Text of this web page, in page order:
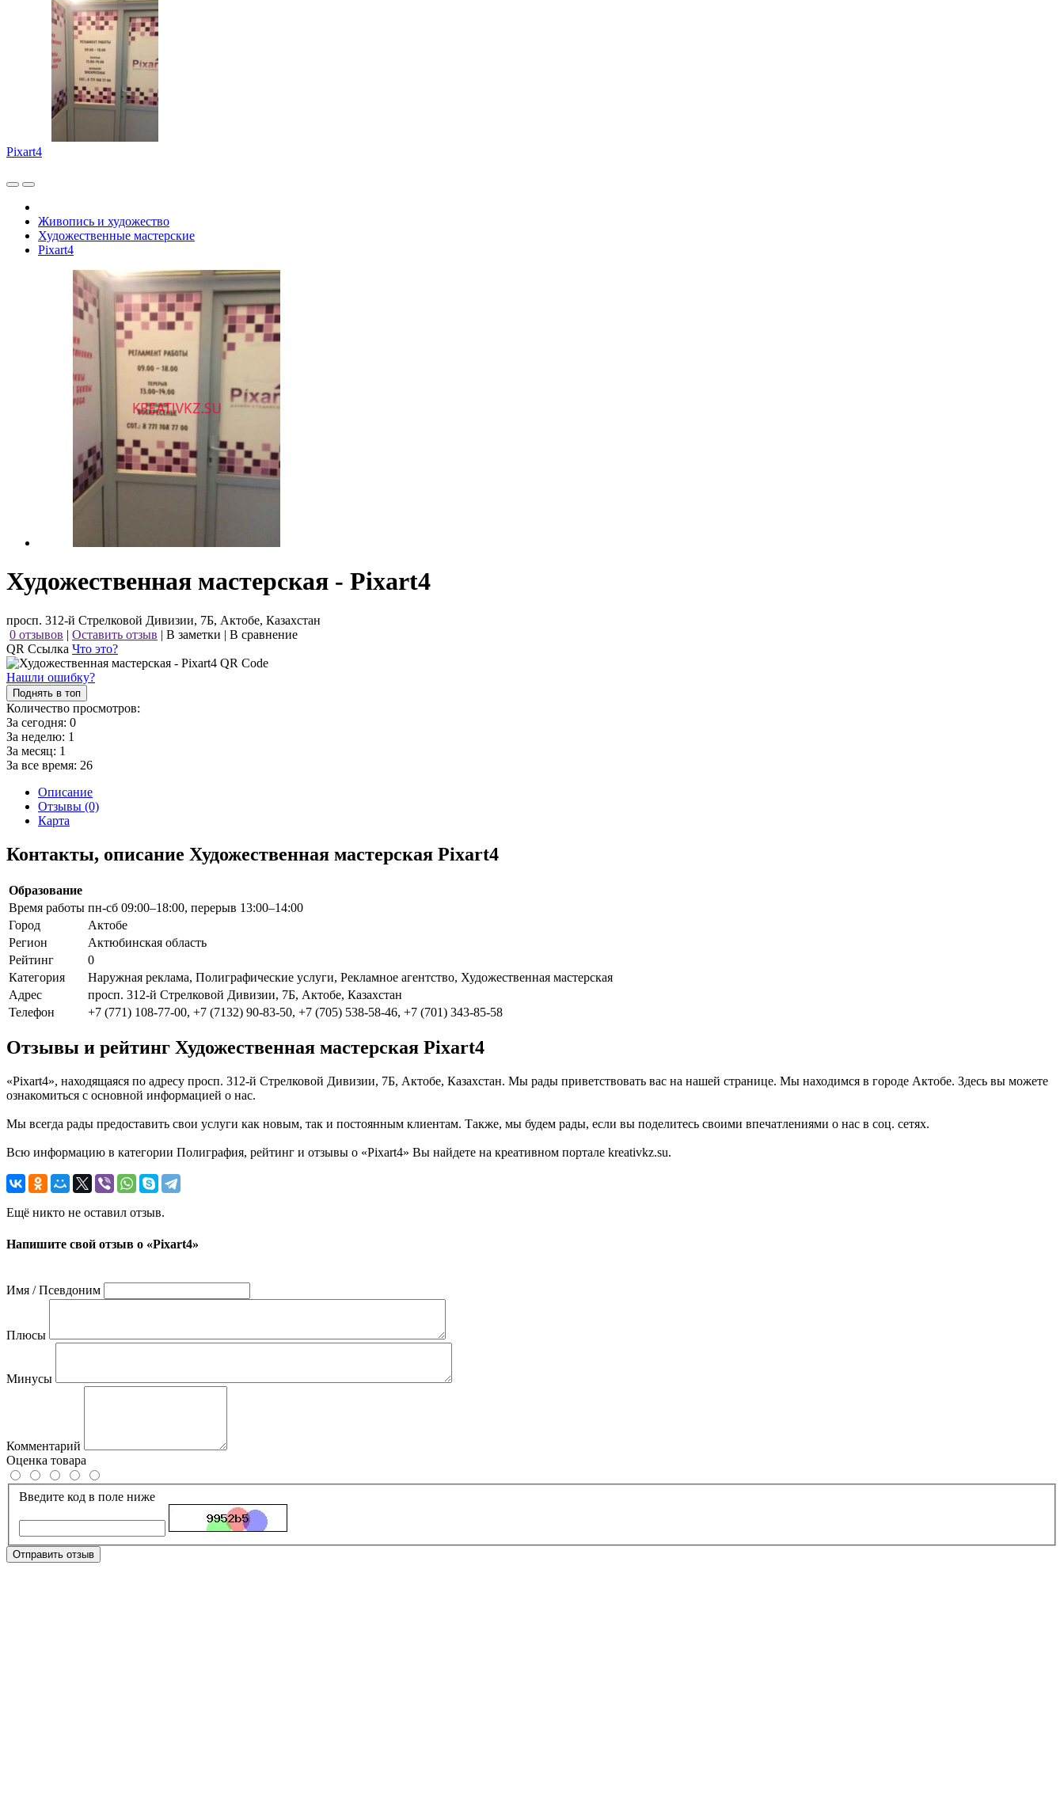
Pixart4
Живопись и художество
Художественные мастерские
Pixart4
Художественная мастерская - Pixart4
просп. 312-й Стрелковой Дивизии, 7Б, Актобе, Казахстан
0 отзывов | Оставить отзыв | В заметки | В сравнение
QR Ссылка Что это?
Нашли ошибку?
Поднять в топ
Количество просмотров:
За сегодня: 0
За неделю: 1
За месяц: 1
За все время: 26
Описание
Отзывы (0)
Карта
Контакты, описание Художественная мастерская Pixart4
Образование
Время работы пн-сб 09:00–18:00, перерыв 13:00–14:00
Город
Актобе
Регион
Актюбинская область
Рейтинг
0
Категория
Наружная реклама, Полиграфические услуги, Рекламное агентство, Художественная мастерская
Адрес
просп. 312-й Стрелковой Дивизии, 7Б, Актобе, Казахстан
Телефон
+7 (771) 108-77-00, +7 (7132) 90-83-50, +7 (705) 538-58-46, +7 (701) 343-85-58
Отзывы и рейтинг Художественная мастерская Pixart4
«Pixart4», находящаяся по адресу просп. 312-й Стрелковой Дивизии, 7Б, Актобе, Казахстан. Мы рады приветствовать вас на нашей странице. Мы находимся в городе Актобе. Здесь вы можете
ознакомиться с основной информацией о нас.
Мы всегда рады предоставить свои услуги как новым, так и постоянным клиентам. Также, мы будем рады, если вы поделитесь своими впечатлениями о нас в соц. сетях.
Всю информацию в категории Полиграфия, рейтинг и отзывы о «Pixart4» Вы найдете на креативном портале kreativkz.su.
Ещё никто не оставил отзыв.
Напишите свой отзыв о «Pixart4»
Имя / Псевдоним
Плюсы
Минусы
Комментарий
Оценка товара
Введите код в поле ниже
Отправить отзыв